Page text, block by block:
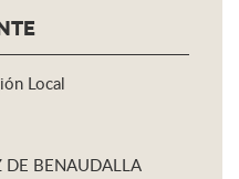
Local
DE BENAUDALLA